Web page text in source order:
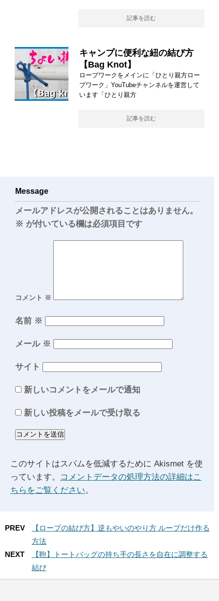
記事を読む
キャンプに便利な紐の結び方
【Bag Knot】
ロープワークをメインに「ひとり親方ロー
プワーク」YouTubeチャンネルを運営して
います「ひとり親方
記事を読む
Message
メールアドレスが公開されることはありません。
※ が付いている欄は必須項目です
コメント ※
名前 ※
メール ※
サイト
新しいコメントをメールで通知
新しい投稿をメールで受け取る
このサイトはスパムを低減するために Akismet を使
っています。
コメントデータの処理方法の詳細はこ
ちらをご覧ください。
PREV
【ロープの結び方】逆もやいのやり方 ループだけ作る
方法
NEXT
【鞄】トートバッグの持ち手の長さを自在に調整する
結び